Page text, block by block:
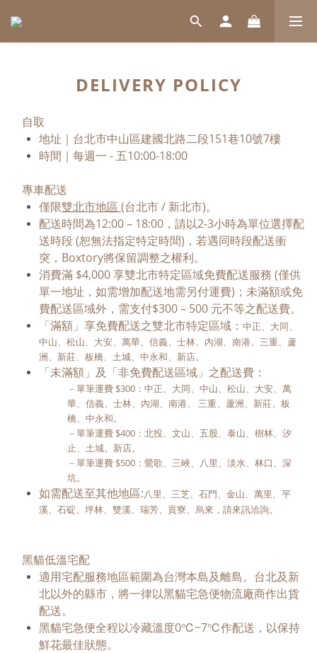
DELIVERY POLICY
自取
地址｜台北市中山區建國北路二段151巷10號7樓
時間｜每週一 - 五10:00-18:00
專車配送
僅限雙北市地區 (台北市 / 新北市)。
配送時間為12:00 – 18:00，請以2-3小時為單位選擇配
送時段 (恕無法指定特定時間)，若遇同時段配送衝
突，Boxtory將保留調整之權利。
消費滿 $4,000 享雙北市特定區域免費配送服務 (僅供
單一地址，如需增加配送地需另付運費)；未滿額或免
費配送區域外，需支付$300 – 500 元不等之配送費。
「滿額」享免費配送之雙北市特定區域： 中正、大同、
中山、松山、大安、萬華、信義、士林、內湖、南港、三重、蘆
洲、新莊、板橋、土城、中永和、新店。
「未滿額」及「非免費配送區域」之配送費：
－單筆運費 $300： 中正、大同、中山、松山、大安、萬
華、信義、士林、內湖、南港、
三重、蘆洲、新莊、板
橋、中永和。
－單筆運費 $400：北投、文山、五股、泰山、樹林、汐
止、土城、新店。
－單筆運費 $500：鶯歌、三峽、八里、淡水、林口、深
坑。
如需配送至其他地區:八里、三芝、石門、金山、萬里、平
溪、石碇、坪林、雙溪、瑞芳、貢寮、烏來，請來訊洽詢。
黑貓低溫宅配
適用宅配服務地區範圍為台灣本島及離島。台北及新
北以外的縣市，將一律以黑貓宅急便物流廠商作出貨
配送。
黑貓宅急便全程以冷藏溫度0℃~7℃作配送，以保持
鮮花最佳狀態。